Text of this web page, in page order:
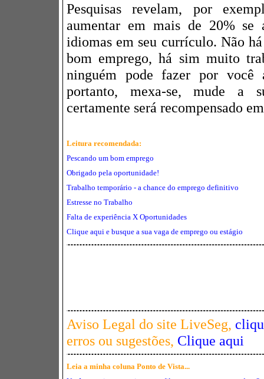
Pesquisas revelam, por
aumentar em mais de 20% se
idiomas em seu currículo. Não
bom emprego, há sim muito
ninguém pode fazer por você
portanto, mexa-se, mude a
certamente será recompensado
Leitura recomendada:
Pescando um bom emprego
Obrigado pela oportunidade!
Trabalho temporário - a chance do emprego definitivo
Estresse no Trabalho
Falta de experiência X Oportunidades
Clique aqui e busque a sua vaga de emprego ou estágio
Aviso Legal do site LiveSeg,
erros ou sugestões, Clique aqui
Leia a minha coluna Ponto de Vista...